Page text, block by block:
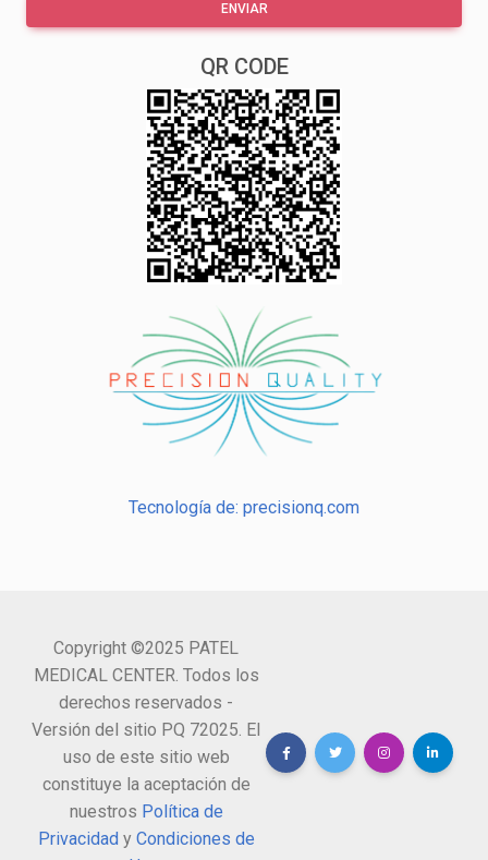
ENVIAR
QR CODE
Tecnología de: precisionq.com
Copyright ©2025 PATEL
MEDICAL CENTER. Todos los
derechos reservados -
Versión del sitio PQ 72025. El
uso de este sitio web
constituye la aceptación de
nuestros Política de
Privacidad y Condiciones de